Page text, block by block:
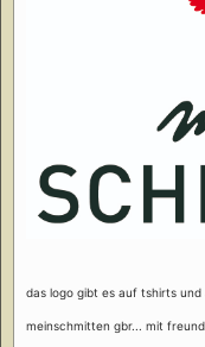
das logo gibt es auf tshirts
meinschmitten gbr... mit